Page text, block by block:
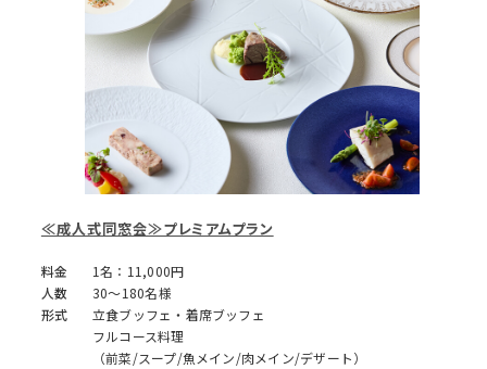
≪成人式同窓会≫プレミアムプラン
料金
1名：11,000円
人数
30～180名様
形式
立食ブッフェ・着席ブッフェ
フルコース料理
（前菜/スープ/魚メイン/肉メイン/デザート）